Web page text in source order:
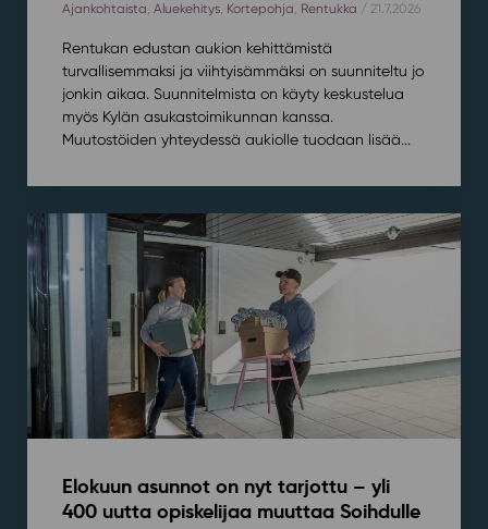
Ajankohtaista, Aluekehitys, Kortepohja, Rentukka / 21.7.2026
Rentukan edustan aukion kehittämistä
turvallisemmaksi ja viihtyisämmäksi on suunniteltu jo
jonkin aikaa. Suunnitelmista on käyty keskustelua
myös Kylän asukastoimikunnan kanssa.
Muutostöiden yhteydessä aukiolle tuodaan lisää...
Elokuun asunnot on nyt tarjottu – yli
400 uutta opiskelijaa muuttaa Soihdulle